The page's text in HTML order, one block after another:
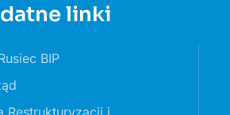
linki
BIP
Restrukturyzacji i